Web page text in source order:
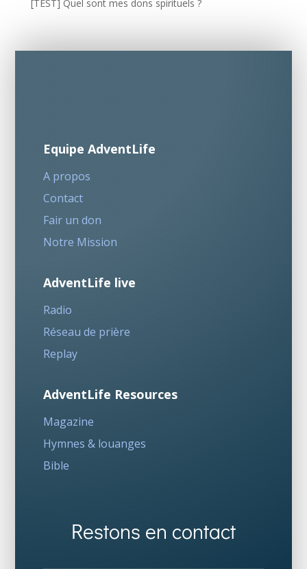
[TEST] Quel sont mes dons spirituels ?
Equipe AdventLife
A propos
Contact
Fair un don
Notre Mission
AdventLife live
Radio
Réseau de prière
Replay
AdventLife Resources
Magazine
Hymnes & louanges
Bible
Restons en contact